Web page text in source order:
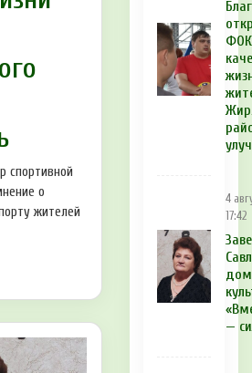
спортивной
о
жителей
4
17:42
—